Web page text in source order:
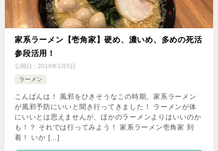
家系ラーメン【壱角家】硬め、濃いめ、多めの死活
参段活用！
公開日： 2019年3月5日
ラーメン
こんばんは！ 風邪をひきそうなこの時期。家系ラーメン
が風邪予防にいいと聞き行ってきました！ ラーメンが体
にいいとは思えませんが、ほかのラーメンよりはいいのか
も！？ それでは行ってみよう！ 家系ラーメン壱角家 到
着！ いか […]